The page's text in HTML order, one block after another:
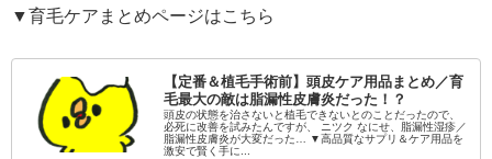
▼育毛ケアまとめページはこちら
【定番＆植毛手術前】頭皮ケア用品まとめ／育
毛最大の敵は脂漏性皮膚炎だった！？
頭皮の状態を治さないと植毛できないとのことだったので、
必死に改善を試みたんですが、 ニツク なにせ、脂漏性湿疹／
脂漏性皮膚炎が大変だった… ▼高品質なサプリ＆ケア用品を
激安で賢く手に...